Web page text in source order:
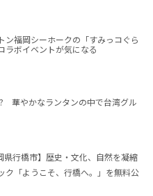
ン福岡シーホークの「すみっコぐら
ラボイベントが気になる
華やかなランタンの中で台湾グル
県行橋市】歴史・文化、自然を凝縮
ク「ようこそ、行橋へ。」を無料公